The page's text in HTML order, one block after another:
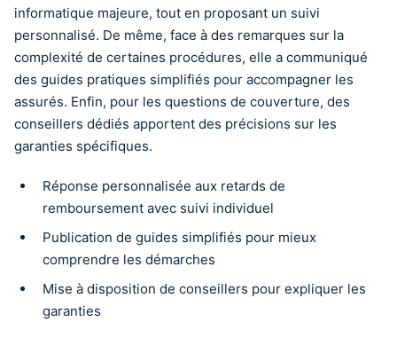
informatique majeure, tout en proposant un suivi
personnalisé. De même, face à des remarques sur la
complexité de certaines procédures, elle a communiqué
des guides pratiques simplifiés pour accompagner les
assurés. Enfin, pour les questions de couverture, des
conseillers dédiés apportent des précisions sur les
garanties spécifiques.
Réponse personnalisée aux retards de
remboursement avec suivi individuel
Publication de guides simplifiés pour mieux
comprendre les démarches
Mise à disposition de conseillers pour expliquer les
garanties